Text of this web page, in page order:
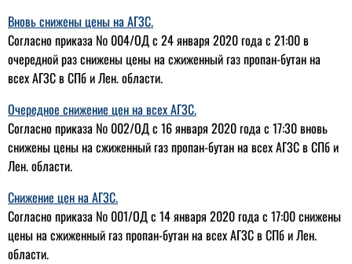
Вновь снижены цены на АГЗС.
Согласно приказа № 004/ОД с 24 января 2020 года с 21:00 в
очередной раз снижены цены на сжиженный газ пропан-бутан на
всех АГЗС в СПб и Лен. области.
Очередное снижение цен на всех АГЗС.
Согласно приказа № 002/ОД с 16 января 2020 года с 17:30 вновь
снижены цены на сжиженный газ пропан-бутан на всех АГЗС в СПб и
Лен. области.
Снижение цен на АГЗС.
Согласно приказа № 001/ОД с 14 января 2020 года с 17:00 снижены
цены на сжиженный газ пропан-бутан на всех АГЗС в СПб и Лен.
области.